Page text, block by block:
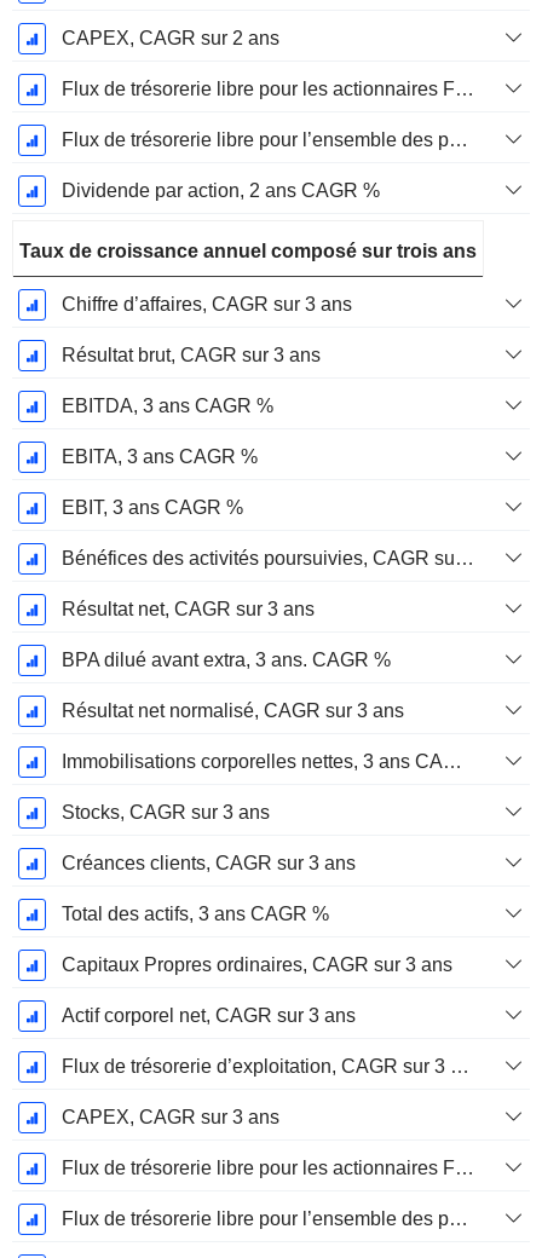
CAPEX, CAGR sur 2 ans
Flux de trésorerie libre pour les actionnaires FCFE, CAGR sur 2 ans
Flux de trésorerie libre pour l’ensemble des pourvoyeurs de fonds (créanciers et actionnaires) FCFF, CAGR sur 2 ans
Dividende par action, 2 ans CAGR %
Taux de croissance annuel composé sur trois ans
Chiffre d’affaires, CAGR sur 3 ans
Résultat brut, CAGR sur 3 ans
EBITDA, 3 ans CAGR %
EBITA, 3 ans CAGR %
EBIT, 3 ans CAGR %
Bénéfices des activités poursuivies, CAGR sur 3 ans
Résultat net, CAGR sur 3 ans
BPA dilué avant extra, 3 ans. CAGR %
Résultat net normalisé, CAGR sur 3 ans
Immobilisations corporelles nettes, 3 ans CAGR %
Stocks, CAGR sur 3 ans
Créances clients, CAGR sur 3 ans
Total des actifs, 3 ans CAGR %
Capitaux Propres ordinaires, CAGR sur 3 ans
Actif corporel net, CAGR sur 3 ans
Flux de trésorerie d’exploitation, CAGR sur 3 ans
CAPEX, CAGR sur 3 ans
Flux de trésorerie libre pour les actionnaires FCFE, CAGR sur 3 ans
Flux de trésorerie libre pour l’ensemble des pourvoyeurs de fonds (créanciers et actionnaires) FCFF, CAGR sur 3 ans